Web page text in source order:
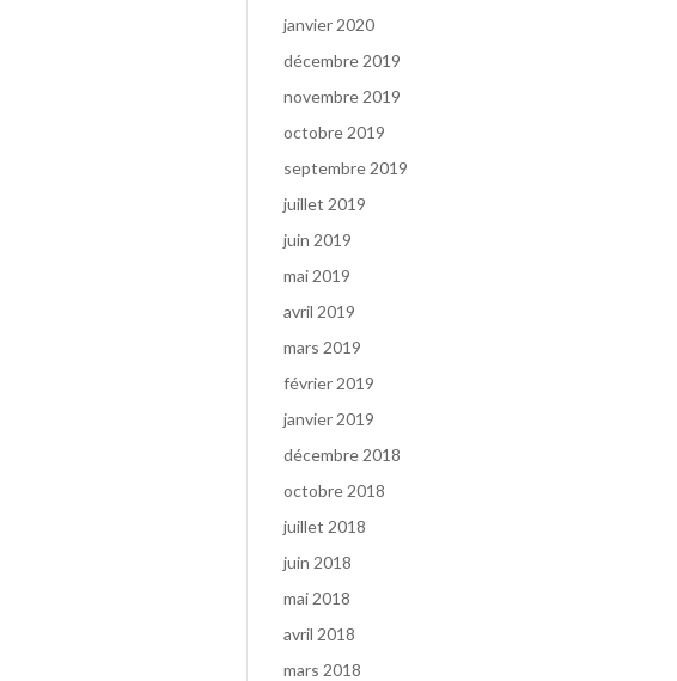
janvier 2020
décembre 2019
novembre 2019
octobre 2019
septembre 2019
juillet 2019
juin 2019
mai 2019
avril 2019
mars 2019
février 2019
janvier 2019
décembre 2018
octobre 2018
juillet 2018
juin 2018
mai 2018
avril 2018
mars 2018